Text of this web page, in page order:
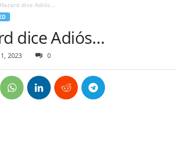
dice Adiós…
dice Adiós…
2023 0